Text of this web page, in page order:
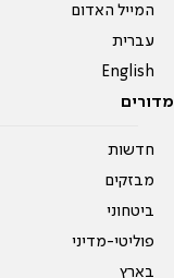
המייל האדום
עברית
English
מדורים
חדשות
מבזקים
ביטחוני
פוליטי-מדיני
בארץ